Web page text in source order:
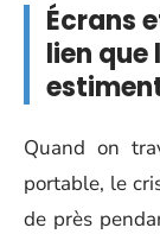
Écrans
lien
Quand on
portable, le
de près